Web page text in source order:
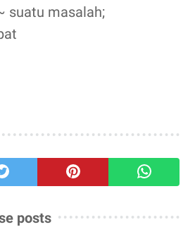
suatu masalah;
posts